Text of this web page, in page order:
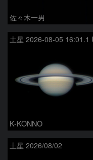
佐々木一男
土星 2026-08-05 16:01.1
K-KONNO
土星 2026/08/02